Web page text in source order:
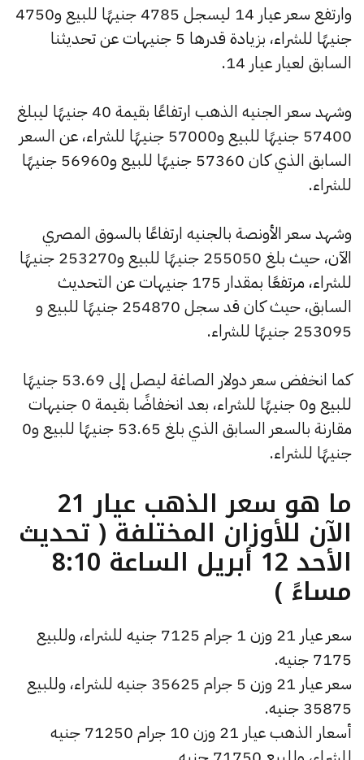
وارتفع سعر عيار 14 ليسجل 4785 جنيهًا للبيع و4750
جنيهًا للشراء، بزيادة قدرها 5 جنيهات عن تحديثنا
السابق لعيار عيار 14.
وشهد سعر الجنيه الذهب ارتفاعًا بقيمة 40 جنيهًا ليبلغ
57400 جنيهًا للبيع و57000 جنيهًا للشراء، عن السعر
السابق الذي كان 57360 جنيهًا للبيع و56960 جنيهًا
للشراء.
وشهد سعر الأونصة بالجنيه ارتفاعًا بالسوق المصري
الآن، حيث بلغ 255050 جنيهًا للبيع و253270 جنيهًا
للشراء، مرتفعًا بمقدار 175 جنيهات عن التحديث
السابق، حيث كان قد سجل 254870 جنيهًا للبيع و
253095 جنيهًا للشراء.
كما انخفض سعر دولار الصاغة ليصل إلى 53.69 جنيهًا
للبيع و0 جنيهًا للشراء، بعد انخفاضًا بقيمة 0 جنيهات
مقارنة بالسعر السابق الذي بلغ 53.65 جنيهًا للبيع و0
جنيهًا للشراء.
ما هو سعر الذهب عيار 21
الآن للأوزان المختلفة ( تحديث
الأحد 12 أبريل الساعة 8:10
مساءً )
سعر عيار 21 وزن 1 جرام 7125 جنيه للشراء، وللبيع
7175 جنيه.
سعر عيار 21 وزن 5 جرام 35625 جنيه للشراء، وللبيع
35875 جنيه.
أسعار الذهب عيار 21 وزن 10 جرام 71250 جنيه